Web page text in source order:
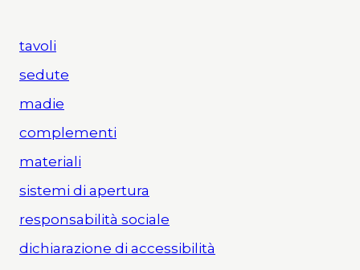
tavoli
sedute
madie
complementi
materiali
sistemi di apertura
responsabilità sociale
dichiarazione di accessibilità